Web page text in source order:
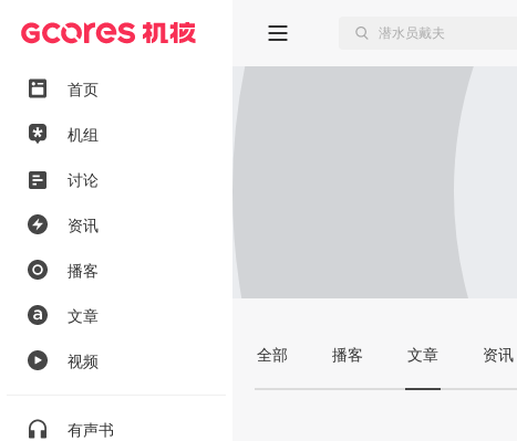
首页
机组
讨论
资讯
播客
文章
视频
有声书
全部 播客 文章 资讯